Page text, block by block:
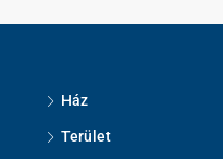
Ház
Terület